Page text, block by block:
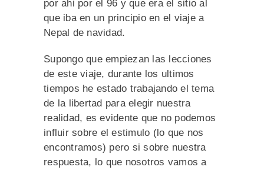
por ahi por el 96 y que era el sitio al
que iba en un principio en el viaje a
Nepal de navidad.
Supongo que empiezan las lecciones
de este viaje, durante los ultimos
tiempos he estado trabajando el tema
de la libertad para elegir nuestra
realidad, es evidente que no podemos
influir sobre el estimulo (lo que nos
encontramos) pero si sobre nuestra
respuesta, lo que nosotros vamos a